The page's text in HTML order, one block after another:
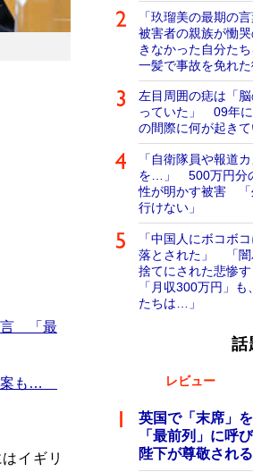
言 「最
案も…
イギリ
「玖瑠美の最期の
被害者の親族が慟
きなかった自分た
一髪で事故を免れ
左目周囲の痣は「
っていた」 09年
の間際に何が起き
「自衛隊員や報道
を…」 500万円分
性が明かす被害 「
行けない」
「中国人にボコボ
落とされた」 「
捨てにされた悲惨
「月収300万円」
たちは…」
話
レビュー
英国で「末席」
「最前列」に呼
陛下が尊敬され